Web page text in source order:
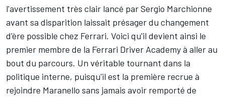
l'avertissement très clair lancé par Sergio Marchionne
avant sa disparition laissait présager du changement
d'ère possible chez Ferrari. Voici qu'il devient ainsi le
premier membre de la Ferrari Driver Academy à aller au
bout du parcours. Un véritable tournant dans la
politique interne, puisqu'il est la première recrue à
rejoindre Maranello sans jamais avoir remporté de